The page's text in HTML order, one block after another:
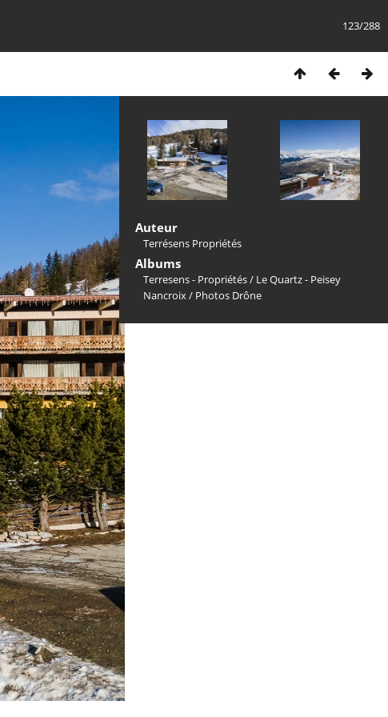
123/288
Auteur
Terrésens Propriétés
Albums
Terresens - Propriétés/ Le Quartz - Peisey
Nancroix/ Photos Drône